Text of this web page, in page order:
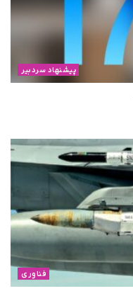
پیشنهاد سردبیر
فناوری